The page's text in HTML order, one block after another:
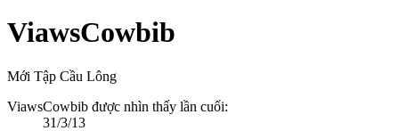
ViawsCowbib
Mới Tập Cầu Lông
ViawsCowbib được nhìn thấy lần cuối:
31/3/13